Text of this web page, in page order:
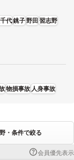
ることができます。弁護士
、まずはご相談下さい。」
方は弁護士ドットコムに登
を踏まえて、自身にあう
代銚子野田習志野
物損事故人身事故
・条件で絞る
会員優先表示